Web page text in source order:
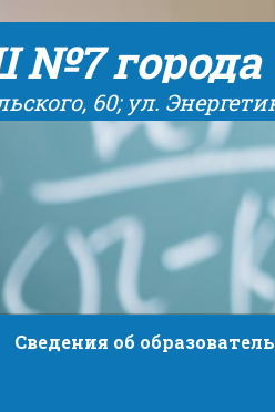
60; ул.
Сведения об